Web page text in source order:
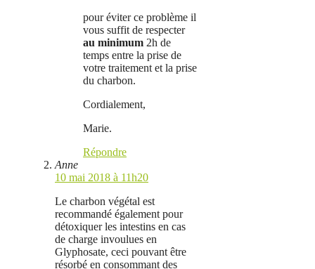
pour éviter ce problème il
vous suffit de respecter
au minimum 2h de
temps entre la prise de
votre traitement et la prise
du charbon.
Cordialement,
Marie.
Répondre
Anne
10 mai 2018 à 11h20
Le charbon végétal est
recommandé également pour
détoxiquer les intestins en cas
de charge invoulues en
Glyphosate, ceci pouvant être
résorbé en consommant des